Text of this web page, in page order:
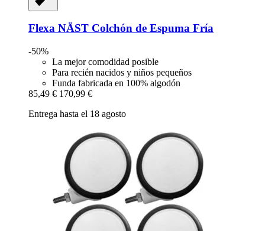
Flexa NÄST Colchón de Espuma Fría
-50%
La mejor comodidad posible
Para recién nacidos y niños pequeños
Funda fabricada en 100% algodón
85,49 € 170,99 €
Entrega hasta el 18 agosto